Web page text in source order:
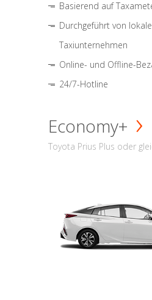
Basierend auf
Durchgeführt von
Taxiunternehmen
Online- und Offline-
24/7-Hotline
Economy+
Toyota Prius Plus oder